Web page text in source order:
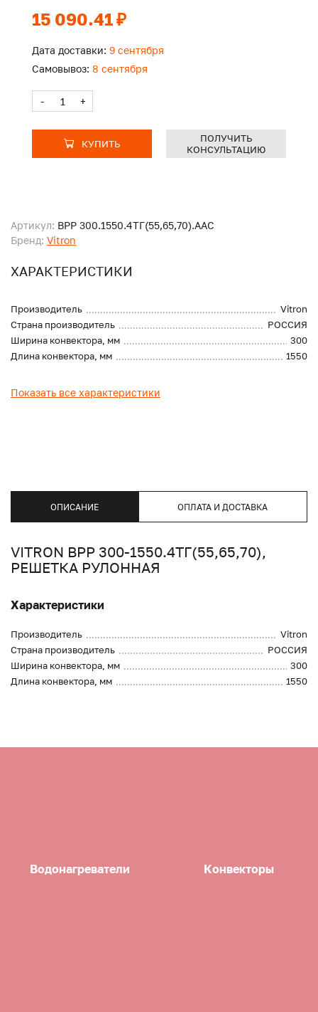
Артикул: ВРР 300.1550.4ТГ(55,65,70).ААС
Бренд: Vitron
ХАРАКТЕРИСТИКИ
Производитель
Vitron
Страна производитель
РОССИЯ
Ширина конвектора, мм
300
Длина конвектора, мм
1550
Показать все характеристики
15 090.41 ₽
Дата доставки: 9 сентября
Самовывоз: 8 сентября
- +
КУПИТЬ
ПОЛУЧИТЬ
КОНСУЛЬТАЦИЮ
ОПИСАНИЕ ОПЛАТА И ДОСТАВКА
VITRON ВРР 300-1550.4ТГ(55,65,70),
РЕШЕТКА РУЛОННАЯ
Характеристики
Производитель
Vitron
Страна производитель
РОССИЯ
Ширина конвектора, мм
300
Длина конвектора, мм
1550
Водонагреватели Конвекторы